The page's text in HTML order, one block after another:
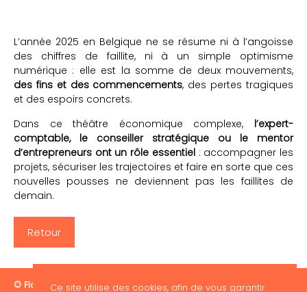
L’année 2025 en Belgique ne se résume ni à l’angoisse
des chiffres de faillite, ni à un simple optimisme
numérique : elle est la somme de deux mouvements,
des fins et des commencements, des pertes tragiques
et des espoirs concrets.
Dans ce théâtre économique complexe, l’expert-
comptable, le conseiller stratégique ou le mentor
d’entrepreneurs ont un rôle essentiel: accompagner les
projets, sécuriser les trajectoires et faire en sorte que ces
nouvelles pousses ne deviennent pas les faillites de
demain.
Retour
© Fiduciaire Digitale 2026
Ce site utilise des cookies, afin de vous garantir